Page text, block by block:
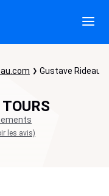
Gustave Rideau
les avis)